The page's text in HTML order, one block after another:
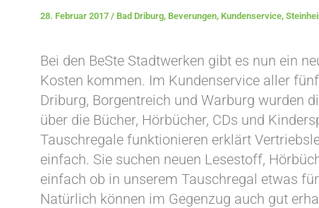
28. Februar 2017 / Bad Driburg, Beverungen, Kundenservice,
Bei den BeSte Stadtwerken gibt es nun ein
Kosten kommen. Im Kundenservice aller
Driburg, Borgentreich und Warburg wurden
über die Bücher, Hörbücher, CDs und
Tauschregale funktionieren erklärt
einfach. Sie suchen neuen Lesestoff,
einfach ob in unserem Tauschregal etwas
Natürlich können im Gegenzug auch gut